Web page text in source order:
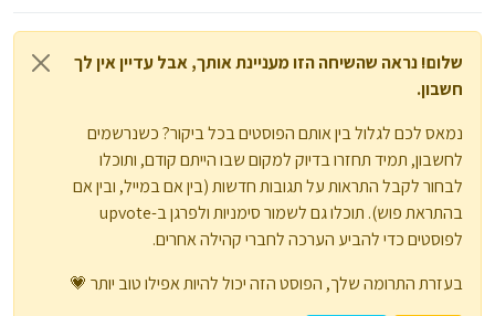
שלום! נראה שהשיחה הזו מעניינת אותך, אבל עדיין אין לך
חשבון.
נמאס לכם לגלול בין אותם הפוסטים בכל ביקור? כשנרשמים
לחשבון, תמיד תחזרו בדיוק למקום שבו הייתם קודם, ותוכלו
לבחור לקבל התראות על תגובות חדשות (בין אם במייל, ובין אם
בהתראת פוש). תוכלו גם לשמור סימניות ולפרגן ב-upvote
לפוסטים כדי להביע הערכה לחברי קהילה אחרים.
בעזרת התרומה שלך, הפוסט הזה יכול להיות אפילו טוב יותר 💗